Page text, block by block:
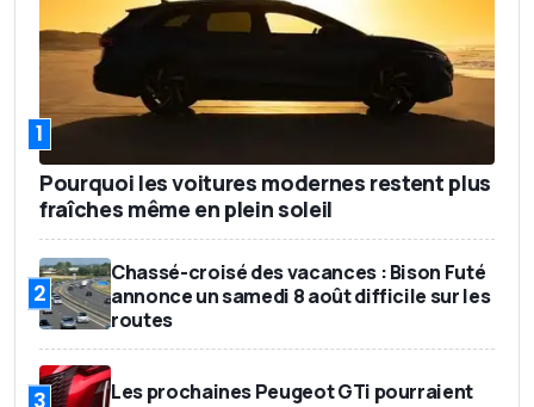
1
Pourquoi les voitures modernes restent plus
fraîches même en plein soleil
2
Chassé-croisé des vacances : Bison Futé
annonce un samedi 8 août difficile sur les
routes
3
Les prochaines Peugeot GTi pourraient